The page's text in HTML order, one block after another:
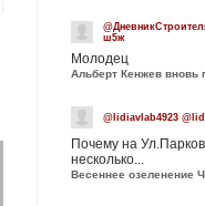
ш5ж
Молодец
Альберт Кенжев вновь
@lidiavlab4923
Почему на
несколько...
Весеннее озеленение